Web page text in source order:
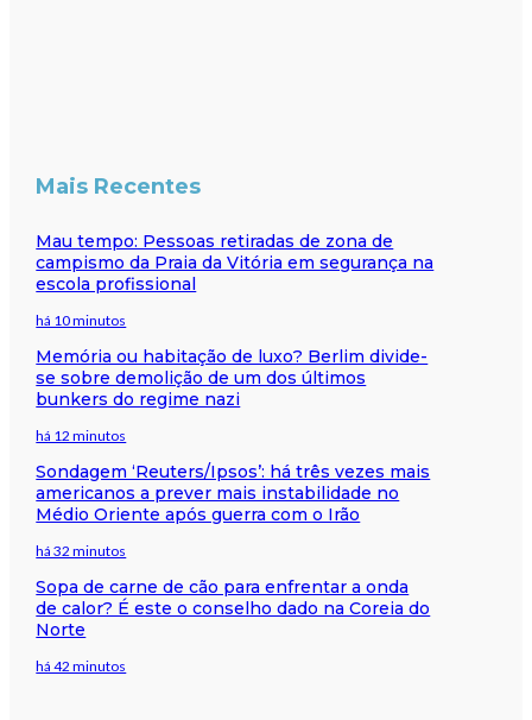
Mais Recentes
Mau tempo: Pessoas retiradas de zona de
campismo da Praia da Vitória em segurança na
escola profissional
há 10 minutos
Memória ou habitação de luxo? Berlim divide-
se sobre demolição de um dos últimos
bunkers do regime nazi
há 12 minutos
Sondagem ‘Reuters/Ipsos’: há três vezes mais
americanos a prever mais instabilidade no
Médio Oriente após guerra com o Irão
há 32 minutos
Sopa de carne de cão para enfrentar a onda
de calor? É este o conselho dado na Coreia do
Norte
há 42 minutos